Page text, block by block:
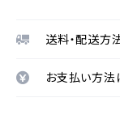
送料・配送方
お支払い方法